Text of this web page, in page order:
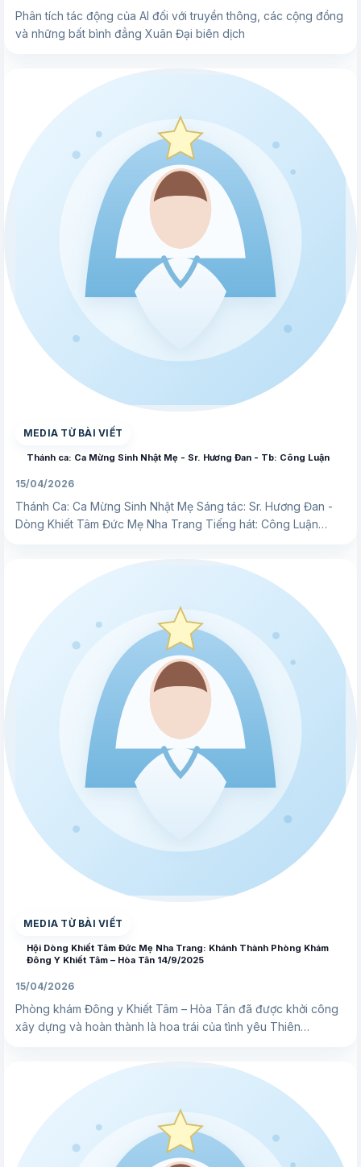
Phân tích tác động của AI đối với truyền thông, các cộng đồng
và những bất bình đẳng Xuân Đại biên dịch
MEDIA TỪ BÀI VIẾT
Thánh ca: Ca Mừng Sinh Nhật Mẹ - Sr. Hương Đan - Tb: Công Luận
15/04/2026
Thánh Ca: Ca Mừng Sinh Nhật Mẹ Sáng tác: Sr. Hương Đan -
Dòng Khiết Tâm Đức Mẹ Nha Trang Tiếng hát: Công Luận…
MEDIA TỪ BÀI VIẾT
Hội Dòng Khiết Tâm Đức Mẹ Nha Trang: Khánh Thành Phòng Khám
Đông Y Khiết Tâm – Hòa Tân 14/9/2025
15/04/2026
Phòng khám Đông y Khiết Tâm – Hòa Tân đã được khởi công
xây dựng và hoàn thành là hoa trái của tình yêu Thiên…